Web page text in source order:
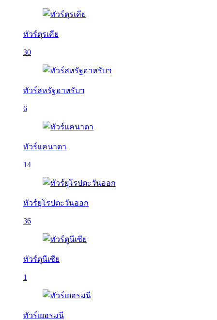
ทัวร์ตุรเคีย
30
ทัวร์สหรัฐอาหรับฯ
6
ทัวร์แคนาดา
14
ทัวร์ยุโรปตะวันออก
36
ทัวร์ตูนีเซีย
1
ทัวร์เยอรมนี